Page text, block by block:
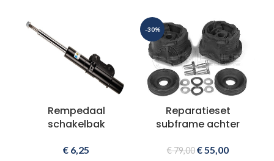
Rempedaal
schakelbak
€ 6,25
-30%
Reparatieset
subframe achter
€79,00€55,00